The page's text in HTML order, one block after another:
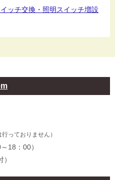
ッチ交換・照明スイッチ増設
っておりません）
18：00）